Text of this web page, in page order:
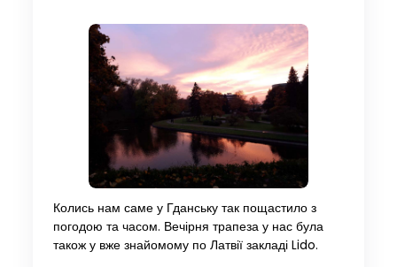
Колись нам саме у Гданську так пощастило з
погодою та часом. Вечірня трапеза у нас була
також у вже знайомому по Латвії закладі Lido.